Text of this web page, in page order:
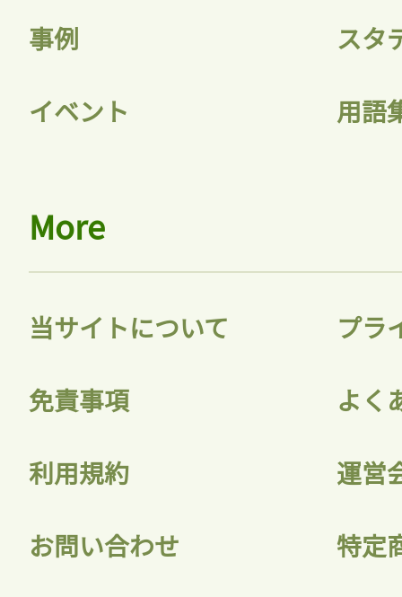
事例 スタ
イベント 用語
More
当サイトについて プラ
免責事項 よく
利用規約 運営
お問い合わせ 特定